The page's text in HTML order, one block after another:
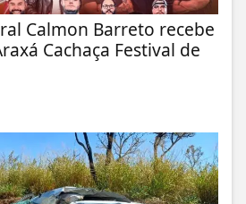
Calmon Barreto recebe
Cachaça Festival de